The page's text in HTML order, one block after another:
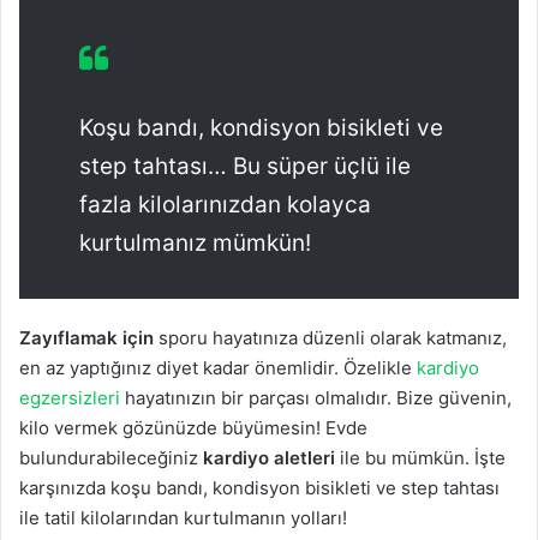
Koşu bandı, kondisyon bisikleti ve
step tahtası… Bu süper üçlü ile
fazla kilolarınızdan kolayca
kurtulmanız mümkün!
Zayıflamak için sporu hayatınıza düzenli olarak katmanız,
en az yaptığınız diyet kadar önemlidir. Özelikle kardiyo
egzersizleri hayatınızın bir parçası olmalıdır. Bize güvenin,
kilo vermek gözünüzde büyümesin! Evde
bulundurabileceğiniz kardiyo aletleri ile bu mümkün. İşte
karşınızda koşu bandı, kondisyon bisikleti ve step tahtası
ile tatil kilolarından kurtulmanın yolları!